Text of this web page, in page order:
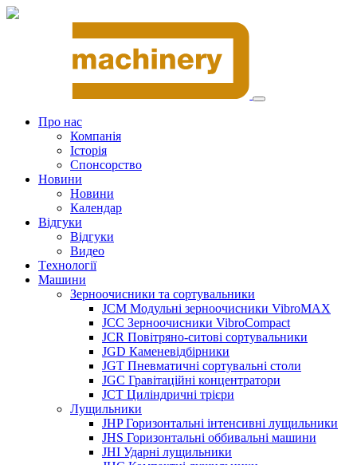
Про нас
Компанія
Історія
Спонсорство
Новини
Новини
Календар
Відгуки
Відгуки
Видео
Tехнології
Машини
Зерноочисники та сортувальники
JCM Модульні зерноочисники VibroMAX
JCC Зерноочисники VibroCompact
JCR Повітряно-ситові сортувальники
JGD Каменевідбірники
JGT Пневматичні сортувальні столи
JGC Гравітаційні концентратори
JCT Циліндричні трієри
Лущильники
JHP Горизонтальні інтенсивні лущильники
JHS Горизонтальні оббивальні машини
JHI Ударні лущильники